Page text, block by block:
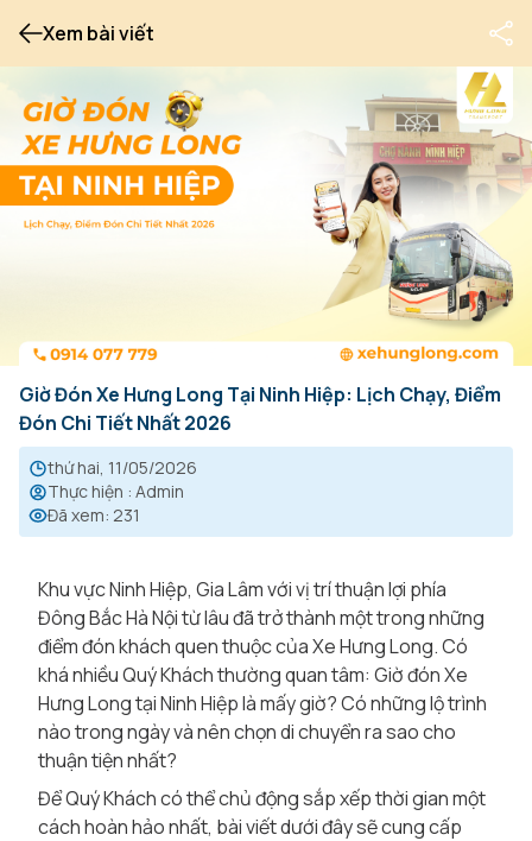
Xem bài viết
Giờ Đón Xe Hưng Long Tại Ninh Hiệp: Lịch Chạy, Điểm
Đón Chi Tiết Nhất 2026
thứ hai, 11/05/2026
Thực hiện : Admin
Đã xem: 231
Khu vực Ninh Hiệp, Gia Lâm với vị trí thuận lợi phía
Đông Bắc Hà Nội từ lâu đã trở thành một trong những
điểm đón khách quen thuộc của Xe Hưng Long. Có
khá nhiều Quý Khách thường quan tâm: Giờ đón Xe
Hưng Long tại Ninh Hiệp là mấy giờ? Có những lộ trình
nào trong ngày và nên chọn di chuyển ra sao cho
thuận tiện nhất?
Để Quý Khách có thể chủ động sắp xếp thời gian một
cách hoàn hảo nhất, bài viết dưới đây sẽ cung cấp